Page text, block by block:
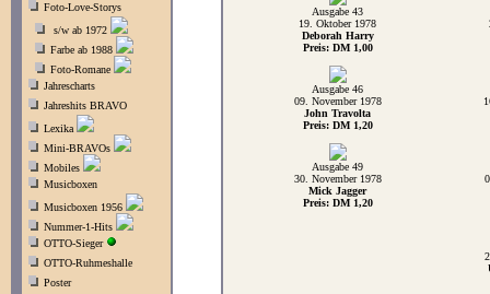
Foto-Love-Storys
s/w ab 1972
Farbe ab 1988
Foto-Romane
Jahrescharts
Jahreshits BRAVO
Lexika
Mini-BRAVOs
Mobiles
Musicboxen
Musicboxen 1956
Nummer-1-Hits
OTTO-Sieger
OTTO-Ruhmeshalle
Poster
Ausgabe 43
19. Oktober 1978
Deborah Harry
Preis: DM 1,00
Ausgabe 46
09. November 1978
John Travolta
Preis: DM 1,20
Ausgabe 49
30. November 1978
Mick Jagger
Preis: DM 1,20